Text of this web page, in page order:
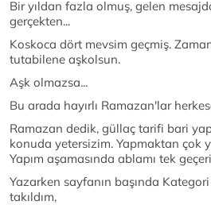
Bir yıldan fazla olmuş, gelen
gerçekten...
Koskoca dört mevsim geçmiş.
tutabilene aşkolsun.
Aşk olmazsa...
Bu arada hayırlı Ramazan'lar
Ramazan dedik, güllaç tarifi bari
konuda yetersizim. Yapmaktan çok
Yapım aşamasında ablamı tek
Yazarken sayfanın başında
takıldım,